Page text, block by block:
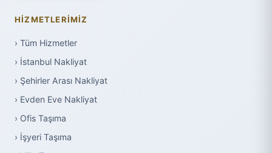
HIZMETLERIMIZ
› Tüm Hizmetler
› İstanbul Nakliyat
› Şehirler Arası Nakliyat
› Evden Eve Nakliyat
› Ofis Taşıma
› İşyeri Taşıma